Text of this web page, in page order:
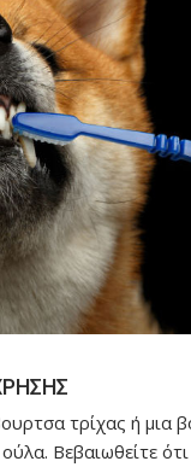
τρίχας ή μια
Βεβαιωθείτε